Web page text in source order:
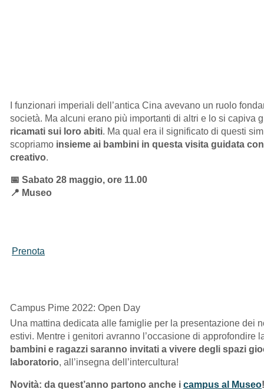
I funzionari imperiali dell’antica Cina avevano un ruolo
società. Ma alcuni erano più importanti di altri e lo si capiva
ricamati sui loro abiti. Ma qual era il significato di questi
scopriamo insieme ai bambini in questa visita guidata
creativo.
📅 Sabato 28 maggio, ore 11.00
📍 Museo
Prenota
Campus Pime 2022: Open Day
Una mattina dedicata alle famiglie per la presentazione dei
estivi. Mentre i genitori avranno l’occasione di approfondire
bambini e ragazzi saranno invitati a vivere degli spazi
laboratorio, all’insegna dell’intercultura!
Novità: da quest’anno partono anche i campus al Museo!